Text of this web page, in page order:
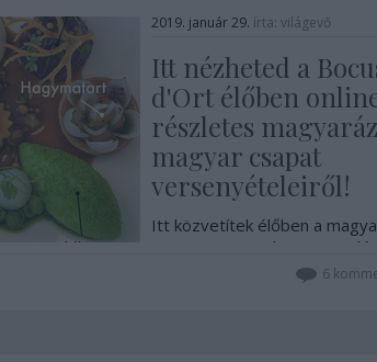
2019. január 29. írta: világevő
Itt nézheted a
d'Ort élőben
részletes
magyar csapat
versenyételeiről!
Itt közvetítek élőben a
csapat Bocuse d'Or
meg bemutatom
6